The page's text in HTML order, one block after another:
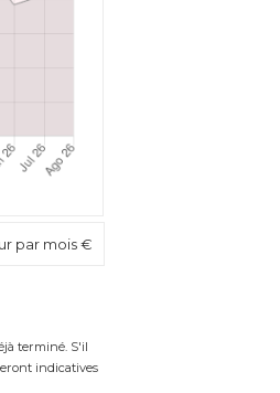
par mois €
terminé. S'il
indicatives